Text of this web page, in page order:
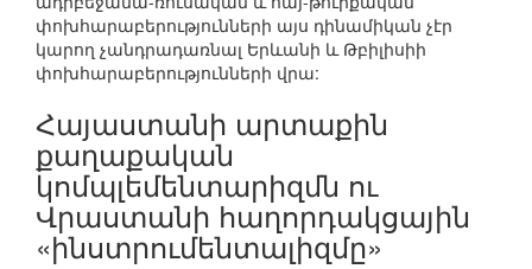
փոխհարաբերությունների այս դինամիկան չէր
կարող չանդրադառնալ Երևանի և Թբիլիսիի
փոխհարաբերությունների վրա:
Հայաստանի արտաքին
քաղաքական
կոմպլեմենտարիզմն ու
Վրաստանի հաղորդակցային
«ինստրումենտալիզմը»